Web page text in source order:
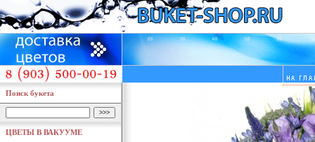
Поиск букета
ЦВЕТЫ В ВАКУУМЕ